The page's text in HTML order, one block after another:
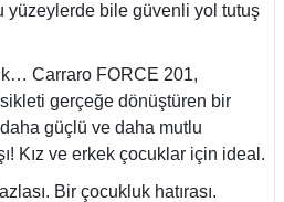
yüzeylerde bile güvenli yol tutuş
Carraro FORCE 201,
gerçeğe dönüştüren bir
güçlü ve daha mutlu
Kız ve erkek çocuklar için ideal.
Bir çocukluk hatırası.